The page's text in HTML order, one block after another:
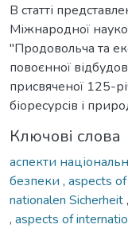
В статті
Міжнародної
"Продовольча та
повоєнної
присвяченої 125-
біоресурсів і
Ключові слова
аспекти
безпеки , aspects
nationalen Sicherheit,
, aspects of